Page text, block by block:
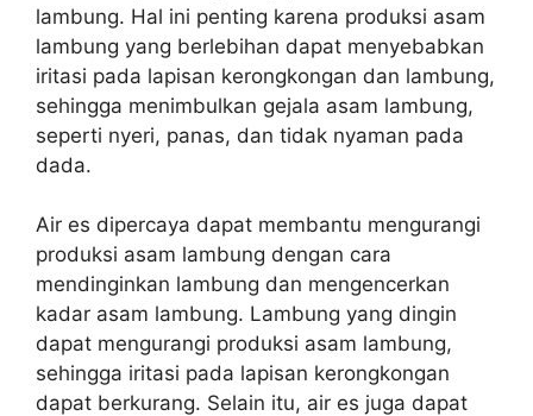
lambung. Hal ini penting karena produksi asam
lambung yang berlebihan dapat menyebabkan
iritasi pada lapisan kerongkongan dan lambung,
sehingga menimbulkan gejala asam lambung,
seperti nyeri, panas, dan tidak nyaman pada
dada.
Air es dipercaya dapat membantu mengurangi
produksi asam lambung dengan cara
mendinginkan lambung dan mengencerkan
kadar asam lambung. Lambung yang dingin
dapat mengurangi produksi asam lambung,
sehingga iritasi pada lapisan kerongkongan
dapat berkurang. Selain itu, air es juga dapat